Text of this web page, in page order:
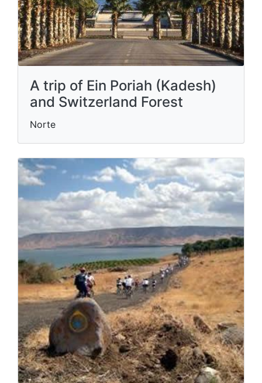
A trip of Ein Poriah (Kadesh)
and Switzerland Forest
Norte